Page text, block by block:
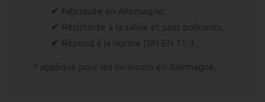
Fabriquée en Allemagne,
Résistante à la salive et sans polluants,
Répond à la norme DIN-EN 71-3.
* applique pour les livraisons en Allemagne.